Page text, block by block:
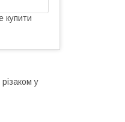
купити
у